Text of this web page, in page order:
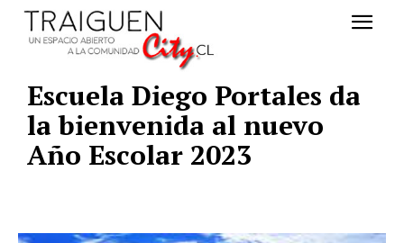
Escuela Diego Portales da
la bienvenida al nuevo
Año Escolar 2023